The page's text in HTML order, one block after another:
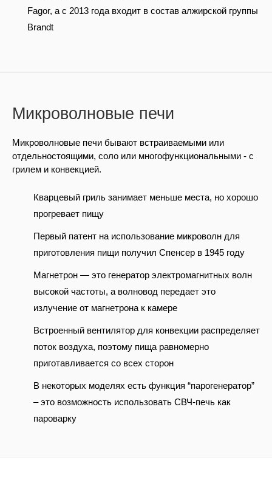
Fagor, а с 2013 года входит в состав алжирской группы
Brandt
Микроволновые печи
Микроволновые печи бывают встраиваемыми или
отдельностоящими, соло или многофункциональными - с
грилем и конвекцией.
Кварцевый гриль занимает меньше места, но хорошо
прогревает пищу
Первый патент на использование микроволн для
приготовления пищи получил Спенсер в 1945 году
Магнетрон — это генератор электромагнитных волн
высокой частоты, а волновод передает это
излучение от магнетрона к камере
Встроенный вентилятор для конвекции распределяет
поток воздуха, поэтому пища равномерно
приготавливается со всех сторон
В некоторых моделях есть функция “парогенератор”
– это возможность использовать СВЧ-печь как
пароварку